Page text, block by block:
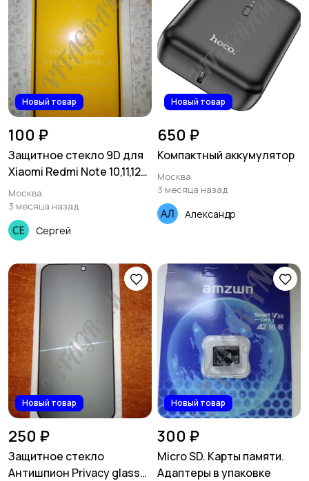
Новый товар
100 ₽
Защитное стекло 9D для
Xiaomi Redmi Note 10,11,12
Pro, Rосо М4
Москва
3 месяца назад
Сергей
Новый товар
650 ₽
Компактный аккумулятор
Москва
3 месяца назад
Александр
Новый товар
250 ₽
Защитное стекло
Антишпион Privacy glass
Новый товар
300 ₽
Micro SD. Карты памяти.
Адаптеры в упаковке